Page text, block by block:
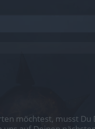
möchtest, musst Du